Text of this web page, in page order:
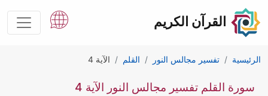
القرآن الكريم
الرئيسية تفسير مجالس النور القلم الآية 4
سورة القلم تفسير مجالس النور الآية 4